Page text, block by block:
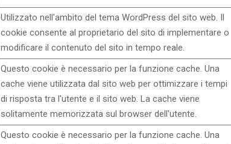
Utilizzato nell'ambito del tema WordPress del sito web. Il
cookie consente al proprietario del sito di implementare o
modificare il contenuto del sito in tempo reale.
Questo cookie è necessario per la funzione cache. Una
cache viene utilizzata dal sito web per ottimizzare i tempi
di risposta tra l'utente e il sito web. La cache viene
solitamente memorizzata sul browser dell'utente.
Questo cookie è necessario per la funzione cache. Una